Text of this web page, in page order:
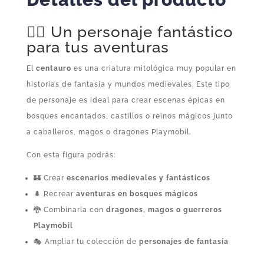
cantidad
🧙‍♂️ Un personaje fantástico
para tus aventuras
El centauro es una criatura mitológica muy popular en
historias de fantasía y mundos medievales. Este tipo
de personaje es ideal para crear escenas épicas en
bosques encantados, castillos o reinos mágicos junto
a caballeros, magos o dragones Playmobil.
Con esta figura podrás:
🏰 Crear escenarios medievales y fantásticos
🌲 Recrear aventuras en bosques mágicos
🐉 Combinarla con dragones, magos o guerreros
Playmobil
🎭 Ampliar tu colección de personajes de fantasía